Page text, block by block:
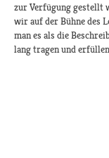
zur Verfügung gestellt
wir auf der Bühne des
man es als die
lang tragen und